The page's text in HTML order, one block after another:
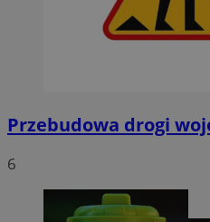
Przebudowa drogi
6